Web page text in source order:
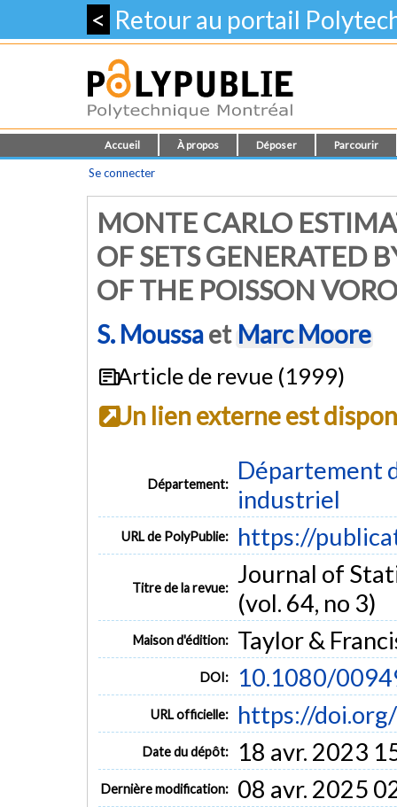
< Retour au portail
Accueil À propos Déposer Parcourir
Se connecter
MONTE CARLO
OF SETS GENERATED
OF THE POISSON
S. Moussaet Marc Moore
Article de revue (1999)
Un lien externe est
Département:
Département
industriel
URL de PolyPublie: https://
Titre de la revue: Journal of
(vol. 64, no 3)
Maison d'édition: Taylor &
DOI: 10.1080/
URL officielle: https://
Date du dépôt: 18 avr. 2023
Dernière modification: 08 avr. 2025